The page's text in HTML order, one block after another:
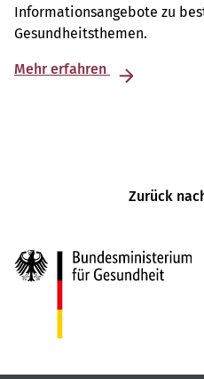
Informationsangebote zu
Gesundheitsthemen.
Mehr erfahren
Zurück